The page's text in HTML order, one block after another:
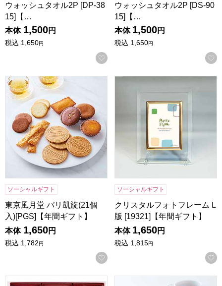
ウォッシュタオル2P [DP-38
15]【…
本体 1,500円
税込 1,650円
お気に入りに登録する
ウォッシュタオル2P [DS-90
15]【…
本体 1,500円
税込 1,650円
東京風月堂 パリ凱旋(21個入)[PGS]【年間ギフト】
ソーシャルギフト
東京風月堂 パリ凱旋(21個
入)[PGS]【年間ギフト】
本体 1,650円
税込 1,782円
お気に入りに登録する
クリスタルフォトフレーム L
ソーシャルギフト
クリスタルフォトフレーム L
版 [19321]【年間ギフト】
本体 1,650円
税込 1,815円
神戸スイーツポート ラングドシャKOBE[MR-30]【年間ギフ
東京風月堂 パピヨットM(24